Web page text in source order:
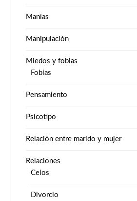
Manías
Manipulación
Miedos y fobias
Fobias
Pensamiento
Psicotipo
Relación entre marido y mujer
Relaciones
Celos
Divorcio